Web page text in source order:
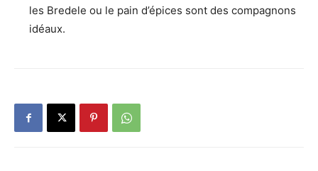
les Bredele ou le pain d’épices sont des compagnons
idéaux.